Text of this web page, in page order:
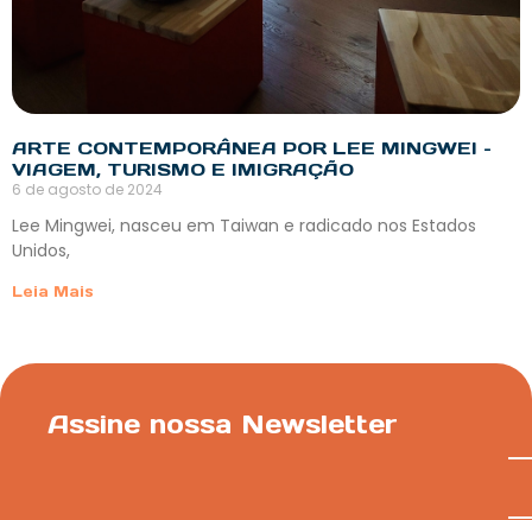
ARTE CONTEMPORÂNEA POR LEE MINGWEI –
VIAGEM, TURISMO E IMIGRAÇÃO
6 de agosto de 2024
Lee Mingwei, nasceu em Taiwan e radicado nos Estados
Unidos,
Leia Mais
Assine nossa Newsletter